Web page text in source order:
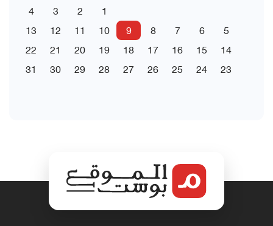
1
2
3
4
5
6
7
8
9
10
11
12
13
14
15
16
17
18
19
20
21
22
23
24
25
26
27
28
29
30
31